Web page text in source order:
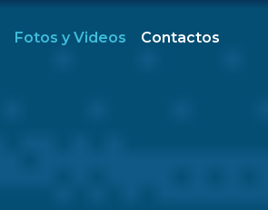
Fotos y Videos Contactos